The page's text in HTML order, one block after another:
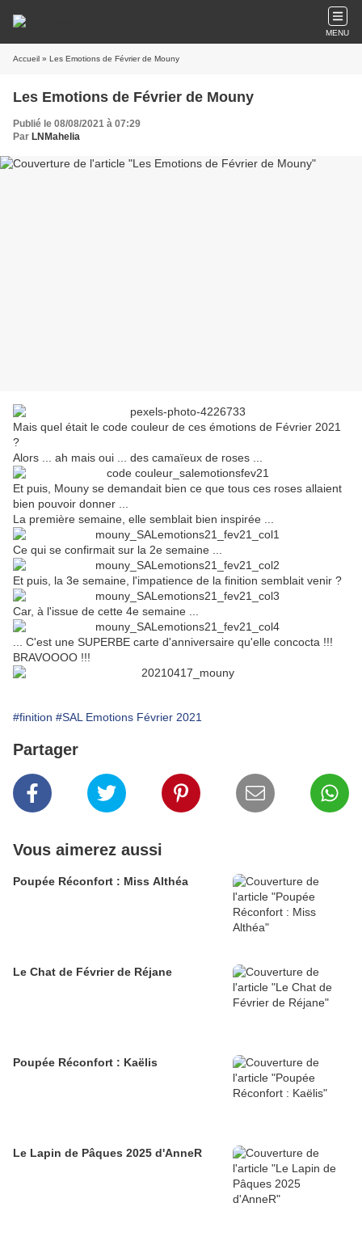
MENU
Accueil » Les Emotions de Février de Mouny
Les Emotions de Février de Mouny
Publié le 08/08/2021 à 07:29
Par LNMahelia
Mais quel était le code couleur de ces émotions de Février 2021
?
Alors ... ah mais oui ... des camaïeux de roses ...
Et puis, Mouny se demandait bien ce que tous ces roses allaient
bien pouvoir donner ...
La première semaine, elle semblait bien inspirée ...
Ce qui se confirmait sur la 2e semaine ...
Et puis, la 3e semaine, l'impatience de la finition semblait venir ?
Car, à l'issue de cette 4e semaine ...
... C'est une SUPERBE carte d'anniversaire qu'elle concocta !!!
BRAVOOOO !!!
#finition #SAL Emotions Février 2021
Partager
Vous aimerez aussi
Poupée Réconfort : Miss Althéa
Le Chat de Février de Réjane
Poupée Réconfort : Kaëlis
Le Lapin de Pâques 2025 d'AnneR